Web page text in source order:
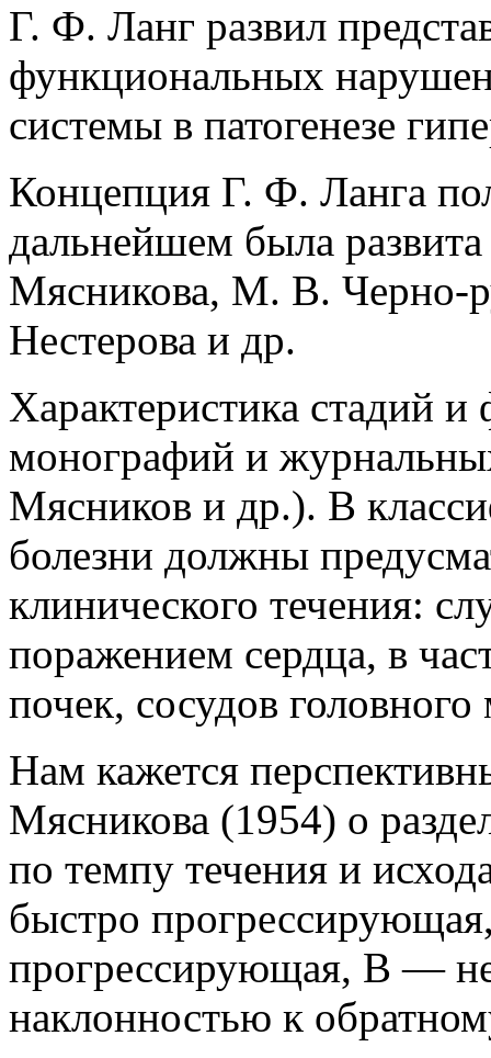
Г. Ф. Ланг развил
функциональных
системы в патогенезе
Концепция Г. Ф. Ланга
дальнейшем была
Мясникова, М. В. Черно-
Нестерова и др.
Характеристика стадий и
монографий и
Мясников и др.). В
болезни должны
клинического течения:
поражением сердца, в
почек, сосудов головного
Нам кажется
Мясникова (1954) о
по темпу течения и
быстро
прогрессирующая, В —
наклонностью к